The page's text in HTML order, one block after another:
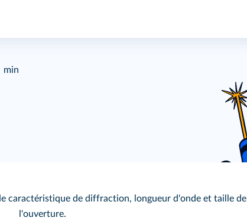
min
caractéristique de diffraction, longueur d'onde et taille de
l'ouverture.